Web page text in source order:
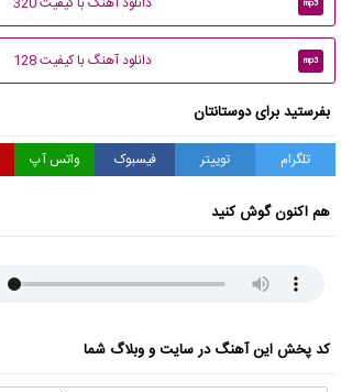
mp3
mp3 دانلود آهنگ با کیفیت 128
بفرستید برای دوستانتان
تلگرام توییتر فیسبوک واتس آپ
هم اکنون گوش کنید
کد پخش این آهنگ در سایت و وبلاگ شما